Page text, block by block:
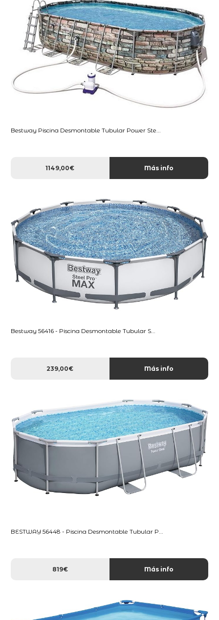
Bestway Piscina Desmontable Tubular Power Ste...
1149,00€ Más info
Bestway 56416 - Piscina Desmontable Tubular S...
239,00€ Más info
BESTWAY 56448 - Piscina Desmontable Tubular P...
819€ Más info